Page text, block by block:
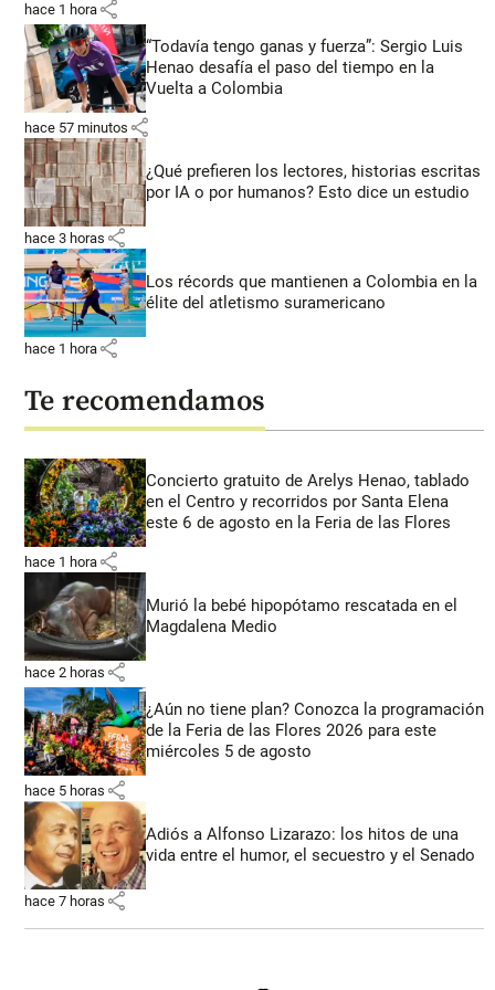
hace 1 hora share
“Todavía tengo ganas y fuerza”: Sergio Luis
Henao desafía el paso del tiempo en la
Vuelta a Colombia
hace 57 minutos share
¿Qué prefieren los lectores, historias escritas
por IA o por humanos? Esto dice un estudio
hace 3 horas share
Los récords que mantienen a Colombia en la
élite del atletismo suramericano
hace 1 hora share
Te recomendamos
Concierto gratuito de Arelys Henao, tablado
en el Centro y recorridos por Santa Elena
este 6 de agosto en la Feria de las Flores
hace 1 hora share
Murió la bebé hipopótamo rescatada en el
Magdalena Medio
hace 2 horas share
¿Aún no tiene plan? Conozca la programación
de la Feria de las Flores 2026 para este
miércoles 5 de agosto
hace 5 horas share
Adiós a Alfonso Lizarazo: los hitos de una
vida entre el humor, el secuestro y el Senado
hace 7 horas share